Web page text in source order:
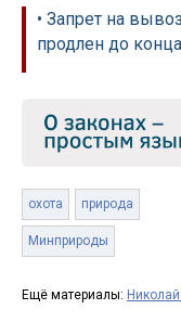
• Запрет на
продлен до
охота природа
Минприроды
Ещё материалы: